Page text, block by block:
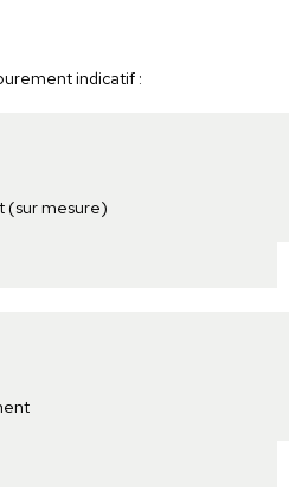
indicatif :
(sur mesure)